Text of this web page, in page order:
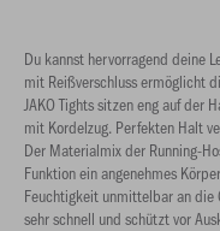
Du kannst hervorragend deine
mit Reißverschluss ermöglicht
JAKO Tights sitzen eng auf der
mit Kordelzug. Perfekten Halt
Der Materialmix der Running-
Funktion ein angenehmes
Feuchtigkeit unmittelbar an
sehr schnell und schützt vor